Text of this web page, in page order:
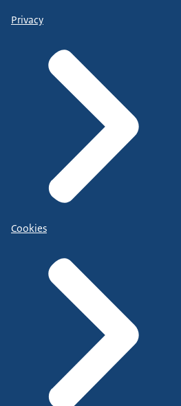
Privacy
Cookies